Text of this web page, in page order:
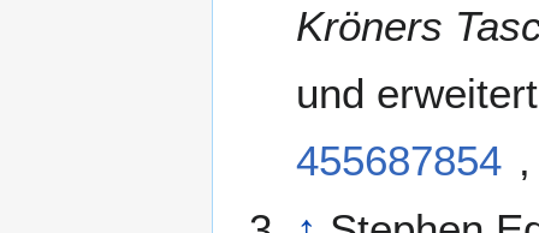
Kröners
und
455687854